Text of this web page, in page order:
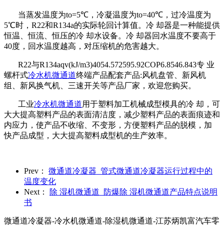
当蒸发温度为to=5℃，冷凝温度为to=40℃，过冷温度为
5℃时，R22和R134a的实际轮回计算值。冷 却器是一种能提供
恒温、恒流、恒压的冷 却水设备。冷 却器回水温度不要高于
40度，回水温度越高，对压缩机的危害越大。
R22与R134aqv(kJ/m3)4054.572595.92COP6.8546.843专 业
螺杆式冷水机微通道终端产品配套产品:风机盘管、新风机
组、新风换气机、三速开关等产品厂家，欢迎您购买。
工业冷水机微通道用于塑料加工机械成型模具的冷 却，可
大大提高塑料产品的表面清洁度，减少塑料产品的表面痕迹和
内应力，使产品不收缩、不变形，方便塑料产品的脱模，加
快产品成型，大大提高塑料成型机的生产效率。
Prev：
微通道冷凝器_管式微通道冷凝器运行过程中的
温度变化
Next：
除 湿机微通道_防爆除 湿机微通道产品特点说明
书
微通道冷凝器-冷水机微通道-除湿机微通道-江苏炳凯富汽车零